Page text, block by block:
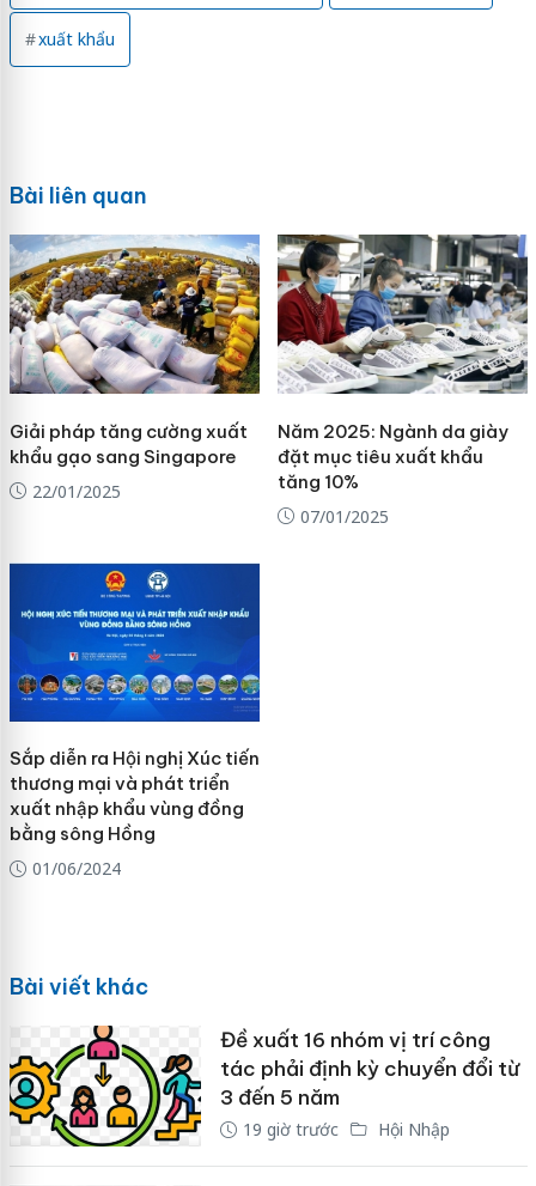
xuất khẩu
Bài liên quan
Giải pháp tăng cường xuất
khẩu gạo sang Singapore
22/01/2025
Năm 2025: Ngành da giày
đặt mục tiêu xuất khẩu
tăng 10%
07/01/2025
Sắp diễn ra Hội nghị Xúc tiến
thương mại và phát triển
xuất nhập khẩu vùng đồng
bằng sông Hồng
01/06/2024
Bài viết khác
Đề xuất 16 nhóm vị trí công
tác phải định kỳ chuyển đổi từ
3 đến 5 năm
19 giờ trước Hội Nhập